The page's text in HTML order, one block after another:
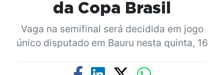
da Copa Brasil
Vaga na semifinal será decidida em jogo
único disputado em Bauru nesta quinta, 16